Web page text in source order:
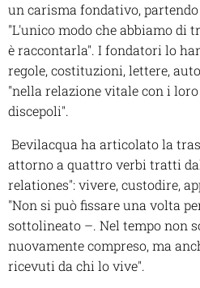
un carisma fondativo,
"L'unico modo che abbiamo di
è raccontarla". I fondatori lo
regole, costituzioni, lettere,
"nella relazione vitale con i
discepoli".
Bevilacqua ha articolato la
attorno a quattro verbi tratti
relationes": vivere, custodire,
"Non si può fissare una volta
sottolineato –. Nel tempo non
nuovamente compreso, ma
ricevuti da chi lo vive".